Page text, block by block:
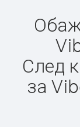
След
за